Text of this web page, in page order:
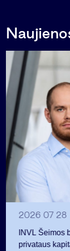
2026 07 28
INVL Šeimos
privataus